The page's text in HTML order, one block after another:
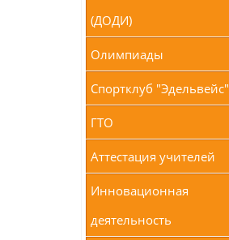
(ДОДИ)
Олимпиады
Спортклуб "Эдельвейс"
ГТО
Аттестация учителей
Инновационная
деятельность